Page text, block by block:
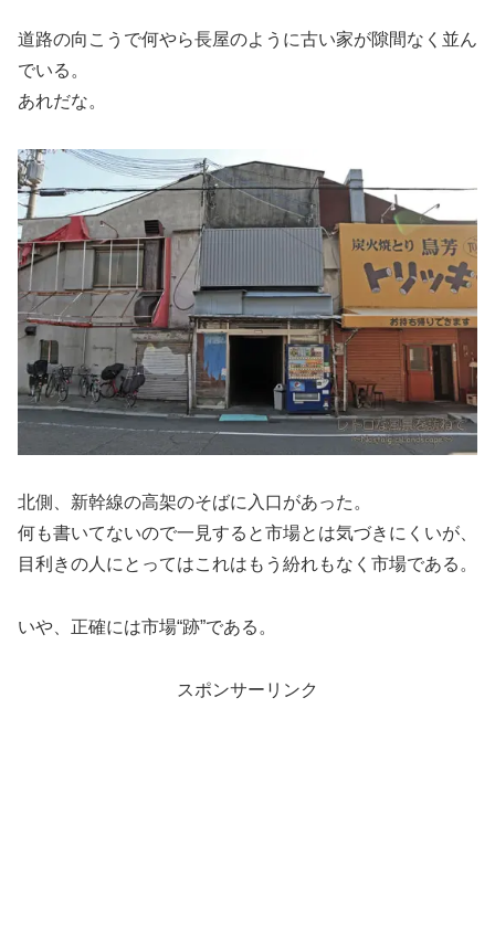
道路の向こうで何やら長屋のように古い家が隙間なく並ん
でいる。
あれだな。
北側、新幹線の高架のそばに入口があった。
何も書いてないので一見すると市場とは気づきにくいが、
目利きの人にとってはこれはもう紛れもなく市場である。
いや、正確には市場“跡”である。
スポンサーリンク